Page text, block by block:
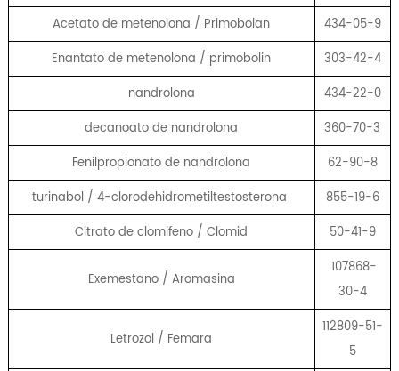
Acetato de metenolona / Primobolan
434-05-9
Enantato de metenolona / primobolin
303-42-4
nandrolona
434-22-0
decanoato de nandrolona
360-70-3
Fenilpropionato de nandrolona
62-90-8
turinabol / 4-clorodehidrometiltestosterona
855-19-6
Citrato de clomifeno / Clomid
50-41-9
Exemestano / Aromasina
107868-
30-4
Letrozol / Femara
112809-51-
5